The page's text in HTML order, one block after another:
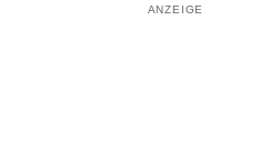
ANZEIGE